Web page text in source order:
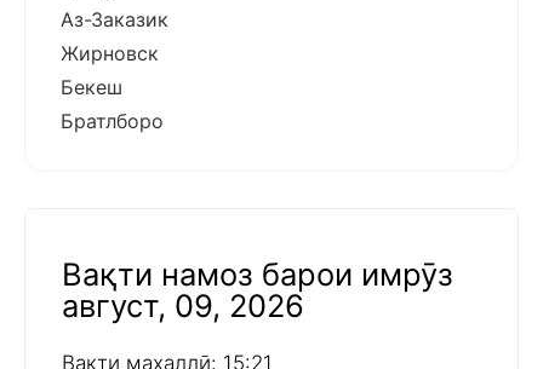
Аз-Заказик
Жирновск
Бекеш
Братлборо
Вақти намоз барои имрӯз
август, 09, 2026
Вақти маҳаллӣ: 15:21